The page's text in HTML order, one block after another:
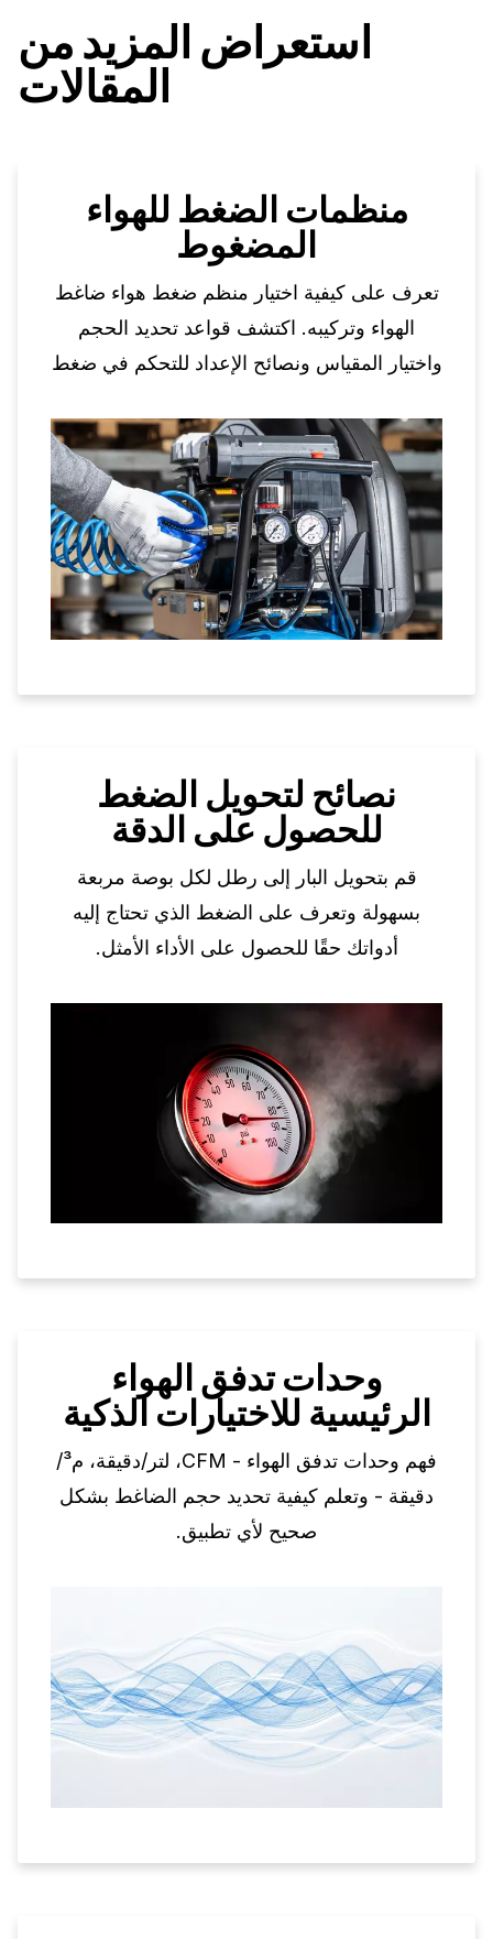
استعراض المزيد من
المقالات
منظمات الضغط للهواء
المضغوط
تعرف على كيفية اختيار منظم ضغط هواء ضاغط
الهواء وتركيبه. اكتشف قواعد تحديد الحجم
واختيار المقياس ونصائح الإعداد للتحكم في ضغط
نصائح لتحويل الضغط
للحصول على الدقة
قم بتحويل البار إلى رطل لكل بوصة مربعة
بسهولة وتعرف على الضغط الذي تحتاج إليه
أدواتك حقًا للحصول على الأداء الأمثل.
وحدات تدفق الهواء
الرئيسية للاختيارات الذكية
فهم وحدات تدفق الهواء - CFM، لتر/دقيقة، م³/
دقيقة - وتعلم كيفية تحديد حجم الضاغط بشكل
صحيح لأي تطبيق.